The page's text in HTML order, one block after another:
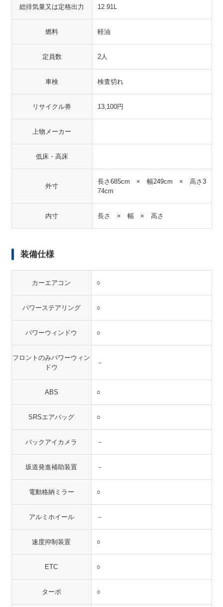
総排気量又は定格出力 12.91L
燃料 軽油
定員数 2人
車検 検査切れ
リサイクル券 13,100円
上物メーカー
低床・高床
外寸
長さ685cm × 幅249cm × 高さ3
74cm
内寸 長さ × 幅 × 高さ
装備仕様
カーエアコン ○
パワーステアリング ○
パワーウィンドウ ○
フロントのみパワーウィン
ドウ
－
ABS ○
SRSエアバッグ ○
バックアイカメラ －
坂道発進補助装置 －
電動格納ミラー ○
アルミホイール －
速度抑制装置 ○
ETC ○
ターボ ○